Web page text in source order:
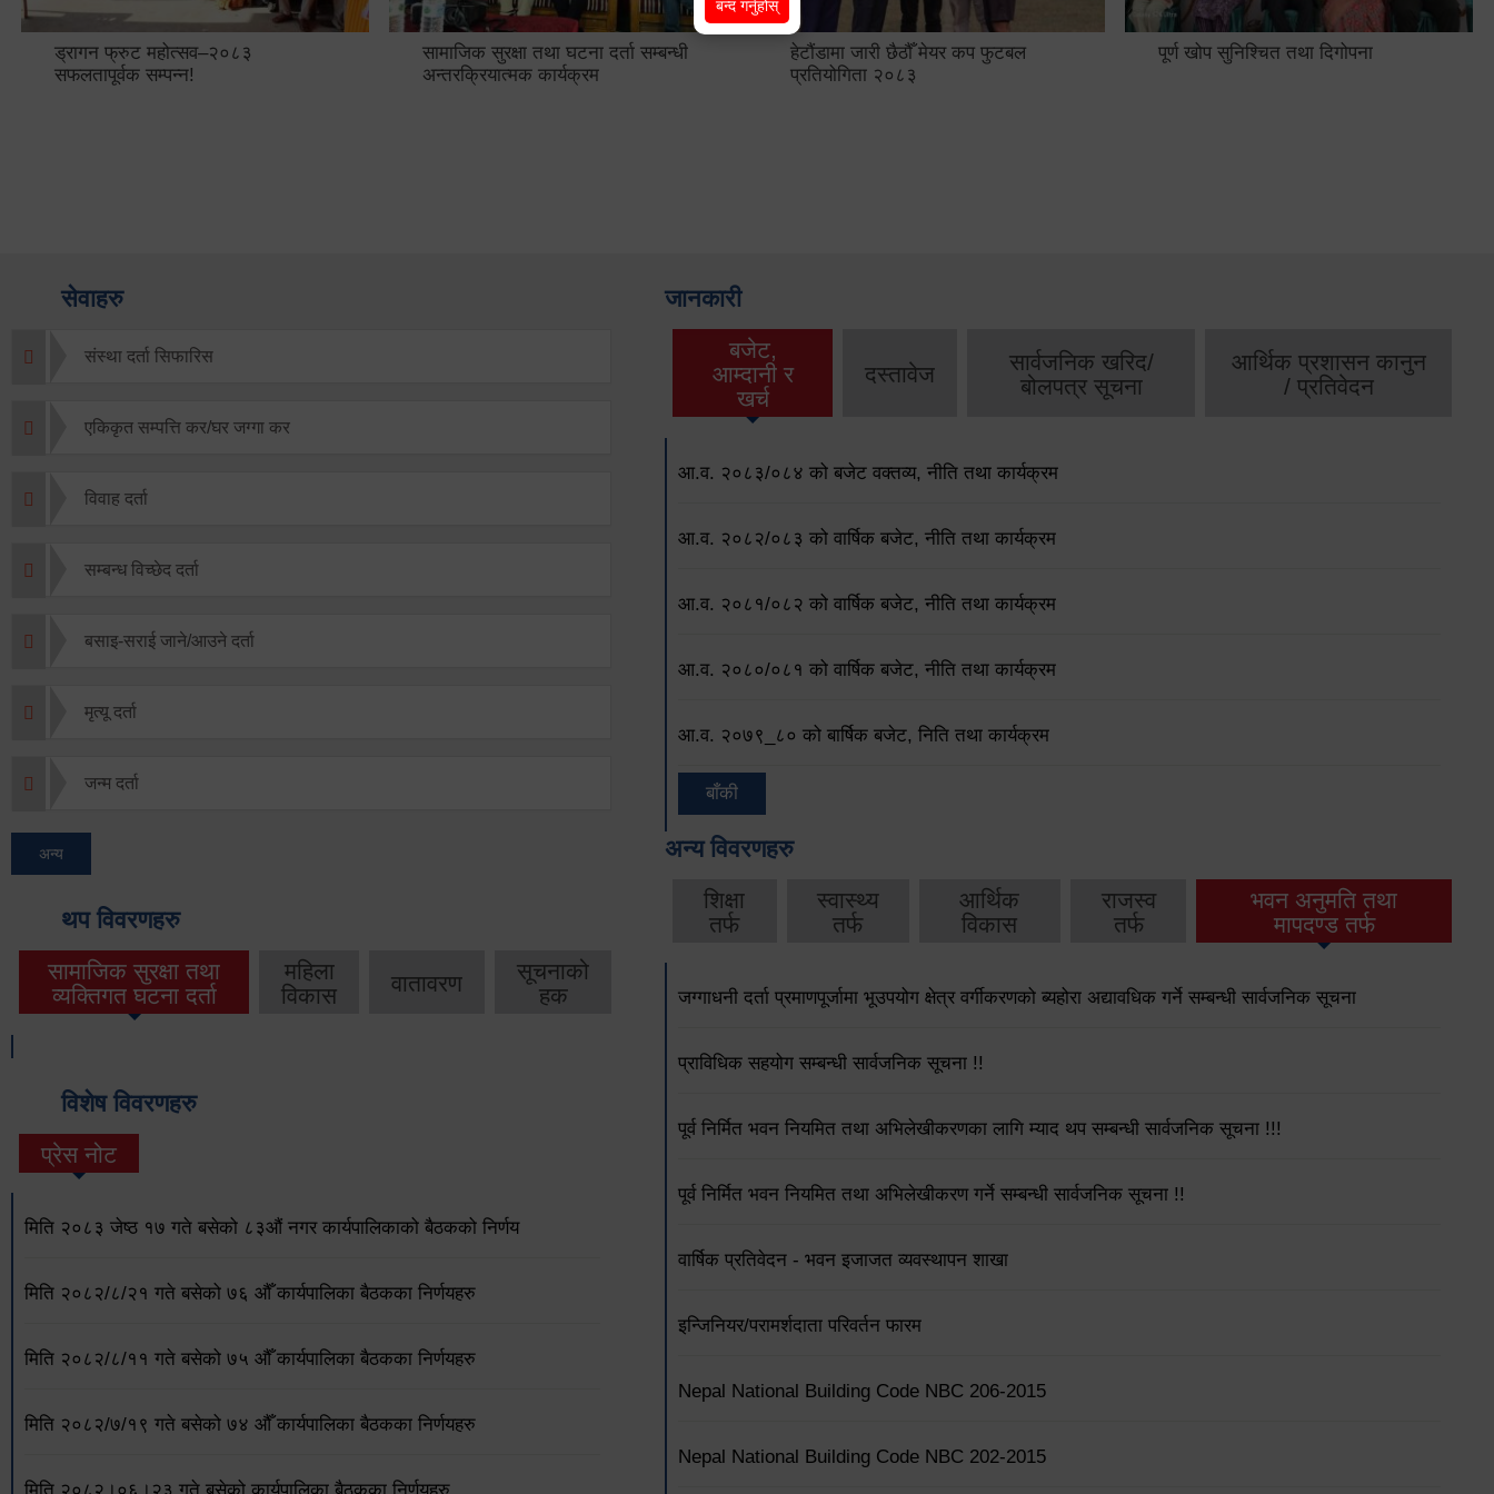
ड्रागन फ्रुट महोत्सव–२०८३
सफलतापूर्वक सम्पन्न!
सामाजिक सुरक्षा तथा घटना दर्ता सम्बन्धी
अन्तरक्रियात्मक कार्यक्रम
हेटौंडामा जारी छैठौँ मेयर कप फुटबल
प्रतियोगिता २०८३
पूर्ण खोप सुनिश्चित तथा दिगोपना
सेवाहरु
संस्था दर्ता सिफारिस
एकिकृत सम्पत्ति कर/घर जग्गा कर
विवाह दर्ता
सम्बन्ध विच्छेद दर्ता
बसाइ-सराई जाने/आउने दर्ता
मृत्यू दर्ता
जन्म दर्ता
अन्य
थप विवरणहरु
सामाजिक सुरक्षा तथा
व्यक्तिगत घटना दर्ता
महिला
विकास
वातावरण
सूचनाको
हक
विशेष विवरणहरु
प्रेस नोट
मिति २०८३ जेष्ठ १७ गते बसेको ८३औं नगर कार्यपालिकाको बैठकको निर्णय
मिति २०८२/८/२१ गते बसेको ७६ औँ कार्यपालिका बैठकका निर्णयहरु
मिति २०८२/८/११ गते बसेको ७५ औँ कार्यपालिका बैठकका निर्णयहरु
मिति २०८२/७/१९ गते बसेको ७४ औँ कार्यपालिका बैठकका निर्णयहरु
जानकारी
बजेट,
आम्दानी र
खर्च
दस्तावेज
सार्वजनिक खरिद/
बोलपत्र सूचना
आर्थिक प्रशासन कानुन
/ प्रतिवेदन
आ.व. २०८३/०८४ को बजेट वक्तव्य, नीति तथा कार्यक्रम
आ.व. २०८२/०८३ को वार्षिक बजेट, नीति तथा कार्यक्रम
आ.व. २०८१/०८२ को वार्षिक बजेट, नीति तथा कार्यक्रम
आ.व. २०८०/०८१ को वार्षिक बजेट, नीति तथा कार्यक्रम
आ.व. २०७९‌_८० को बार्षिक बजेट, निति तथा कार्यक्रम
बाँकी
अन्य विवरणहरु
शिक्षा
तर्फ
स्वास्थ्य
तर्फ
आर्थिक
विकास
राजस्व
तर्फ
भवन अनुमति तथा
मापदण्ड तर्फ
जग्गाधनी दर्ता प्रमाणपूर्जामा भूउपयोग क्षेत्र वर्गीकरणको ब्यहोरा अद्यावधिक गर्ने सम्बन्धी सार्वजनिक सूचना
प्राविधिक सहयोग सम्बन्धी सार्वजनिक सूचना !!
पूर्व निर्मित भवन नियमित तथा अभिलेखीकरणका लागि म्याद थप सम्बन्धी सार्वजनिक सूचना !!!
पूर्व निर्मित भवन नियमित तथा अभिलेखीकरण गर्ने सम्बन्धी सार्वजनिक सूचना !!
वार्षिक प्रतिवेदन - भवन इजाजत व्यवस्थापन शाखा
इन्जिनियर/परामर्शदाता परिवर्तन फारम
Nepal National Building Code NBC 206-2015
Nepal National Building Code NBC 202-2015
बन्द गर्नुहोस्